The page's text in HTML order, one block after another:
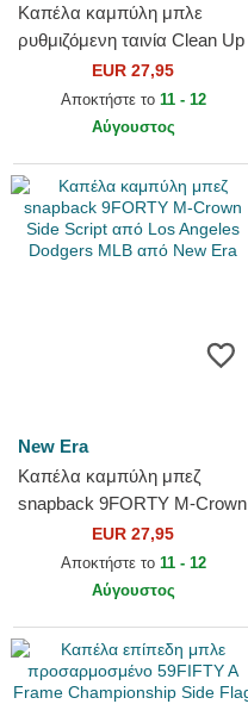
Καπέλα καμπύλη μπλε
ρυθμιζόμενη ταινία Clean Up
Base Runner από Los
Angeles Dodgers MLB από
EUR 27,95
Αποκτήστε το 11 - 12
Αύγουστος
New Era
Καπέλα καμπύλη μπεζ
snapback 9FORTY M-Crown
Side Script από Los Angeles
Dodgers MLB από New Era
EUR 27,95
Αποκτήστε το 11 - 12
Αύγουστος